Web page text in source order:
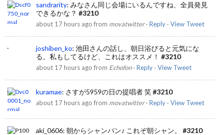
sandrarity: みなさん同じ会場にいるんですね、全員発見
できるかな？ #3210
about 17 hours ago from movatwitter· Reply · View Tweet
joshiben_ko: 池田さんの話し、朝日浴びると元気にな
る。私もしてるけど、これはオススメ！ #3210
about 17 hours ago from Echofon· Reply · View Tweet
kuramae: さすが5959の日の提唱者 笑#3210
about 17 hours ago from movatwitter· Reply · View Tweet
aki_0606: 朝からシャンパン♪ これぞ朝シャン。 #3210